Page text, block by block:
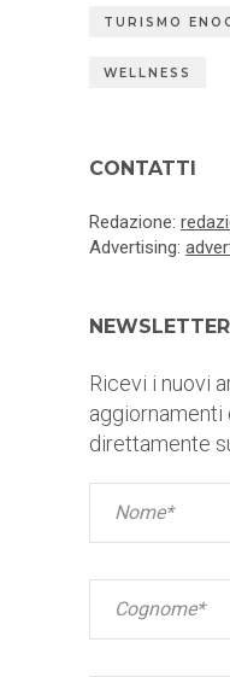
TURISMO
WELLNESS
CONTATTI
Redazione:
Advertising:
Ricevi i nuovi
aggiornamenti
direttamente